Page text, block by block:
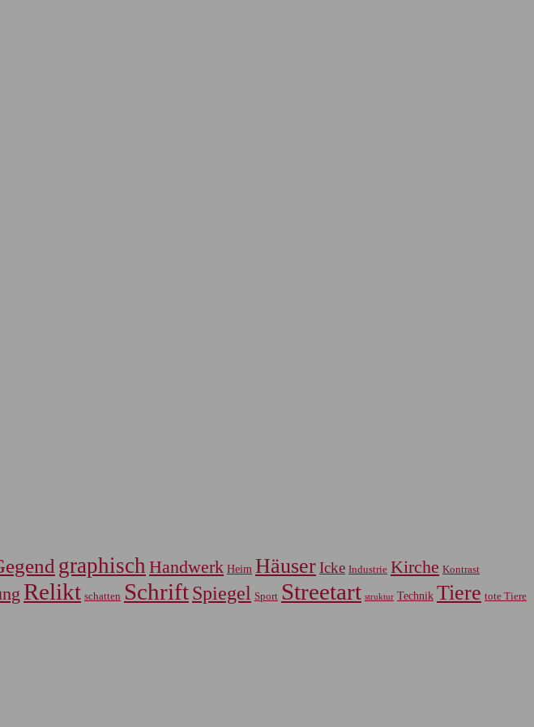
graphisch Handwerk Heim HäuserIcke Industrie Kirche Kontrast
Relikt schatten SchriftSpiegel Sport Streetart struktur Technik Tiere tote Tiere